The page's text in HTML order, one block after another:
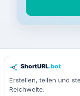
Erstellen, teilen und
Reichweite.